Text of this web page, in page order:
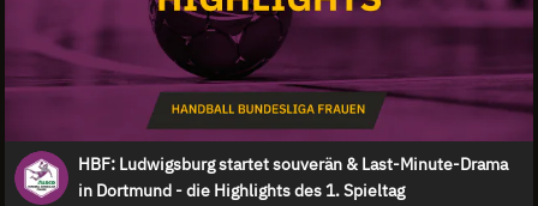
HBF: Ludwigsburg startet souverän & Last-Minute-Drama
in Dortmund - die Highlights des 1. Spieltag